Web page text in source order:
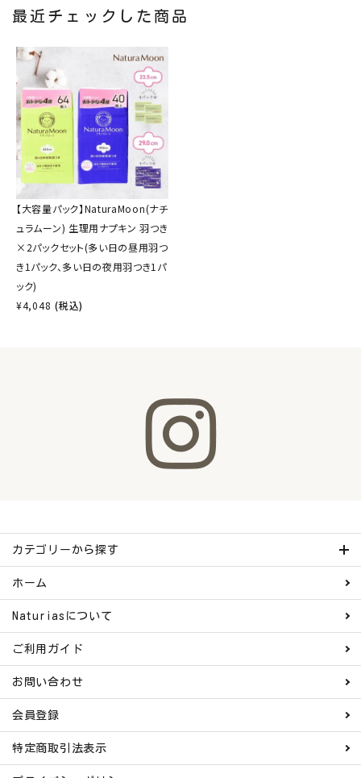
最近チェックした商品
【大容量パック】NaturaMoon(ナチ
ュラムーン) 生理用ナプキン 羽つき
×2パックセット(多い日の昼用羽つ
き1パック、多い日の夜用羽つき1パ
ック)
¥4,048 (税込)
カテゴリーから探す
ホーム
Naturiasについて
ご利用ガイド
お問い合わせ
会員登録
特定商取引法表示